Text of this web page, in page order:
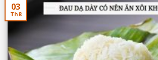
03
Th8